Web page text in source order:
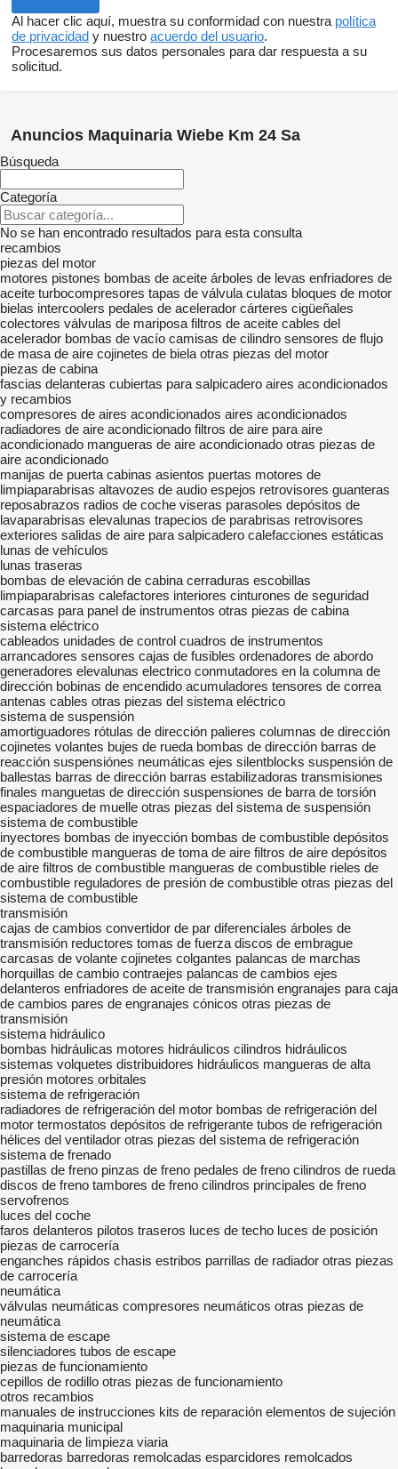
Al hacer clic aquí, muestra su conformidad con nuestra política
de privacidad y nuestro acuerdo del usuario.
Procesaremos sus datos personales para dar respuesta a su
solicitud.
Anuncios Maquinaria Wiebe Km 24 Sa
Búsqueda
Categoría
No se han encontrado resultados para esta consulta
recambios
piezas del motor
motores pistones bombas de aceite árboles de levas enfriadores de
aceite turbocompresores tapas de válvula culatas bloques de motor
bielas intercoolers pedales de acelerador cárteres cigüeñales
colectores válvulas de mariposa filtros de aceite cables del
acelerador bombas de vacío camisas de cilindro sensores de flujo
de masa de aire cojinetes de biela otras piezas del motor
piezas de cabina
fascias delanteras cubiertas para salpicadero aires acondicionados
y recambios
compresores de aires acondicionados aires acondicionados
radiadores de aire acondicionado filtros de aire para aire
acondicionado mangueras de aire acondicionado otras piezas de
aire acondicionado
manijas de puerta cabinas asientos puertas motores de
limpiaparabrisas altavozes de audio espejos retrovisores guanteras
reposabrazos radios de coche viseras parasoles depósitos de
lavaparabrisas elevalunas trapecios de parabrisas retrovisores
exteriores salidas de aire para salpicadero calefacciones estáticas
lunas de vehículos
lunas traseras
bombas de elevación de cabina cerraduras escobillas
limpiaparabrisas calefactores interiores cinturones de seguridad
carcasas para panel de instrumentos otras piezas de cabina
sistema eléctrico
cableados unidades de control cuadros de instrumentos
arrancadores sensores cajas de fusibles ordenadores de abordo
generadores elevalunas electrico conmutadores en la columna de
dirección bobinas de encendido acumuladores tensores de correa
antenas cables otras piezas del sistema eléctrico
sistema de suspensión
amortiguadores rótulas de dirección palieres columnas de dirección
cojinetes volantes bujes de rueda bombas de dirección barras de
reacción suspensiónes neumáticas ejes silentblocks suspensión de
ballestas barras de dirección barras estabilizadoras transmisiones
finales manguetas de dirección suspensiones de barra de torsión
espaciadores de muelle otras piezas del sistema de suspensión
sistema de combustible
inyectores bombas de inyección bombas de combustible depósitos
de combustible mangueras de toma de aire filtros de aire depósitos
de aire filtros de combustible mangueras de combustible rieles de
combustible reguladores de presión de combustible otras piezas del
sistema de combustible
transmisión
cajas de cambios convertidor de par diferenciales árboles de
transmisión reductores tomas de fuerza discos de embrague
carcasas de volante cojinetes colgantes palancas de marchas
horquillas de cambio contraejes palancas de cambios ejes
delanteros enfriadores de aceite de transmisión engranajes para caja
de cambios pares de engranajes cónicos otras piezas de
transmisión
sistema hidráulico
bombas hidráulicas motores hidráulicos cilindros hidráulicos
sistemas volquetes distribuidores hidráulicos mangueras de alta
presión motores orbitales
sistema de refrigeración
radiadores de refrigeración del motor bombas de refrigeración del
motor termostatos depósitos de refrigerante tubos de refrigeración
hélices del ventilador otras piezas del sistema de refrigeración
sistema de frenado
pastillas de freno pinzas de freno pedales de freno cilindros de rueda
discos de freno tambores de freno cilindros principales de freno
servofrenos
luces del coche
faros delanteros pilotos traseros luces de techo luces de posición
piezas de carrocería
enganches rápidos chasis estribos parrillas de radiador otras piezas
de carrocería
neumática
válvulas neumáticas compresores neumáticos otras piezas de
neumática
sistema de escape
silenciadores tubos de escape
piezas de funcionamiento
cepillos de rodillo otras piezas de funcionamiento
otros recambios
manuales de instrucciones kits de reparación elementos de sujeción
maquinaria municipal
maquinaria de limpieza viaria
barredoras barredoras remolcadas esparcidores remolcados